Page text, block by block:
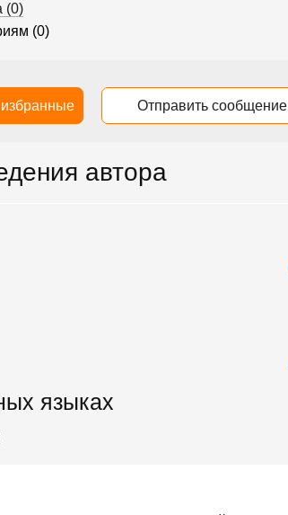
(0)
(0)
Отправить сообщение
автора
языках